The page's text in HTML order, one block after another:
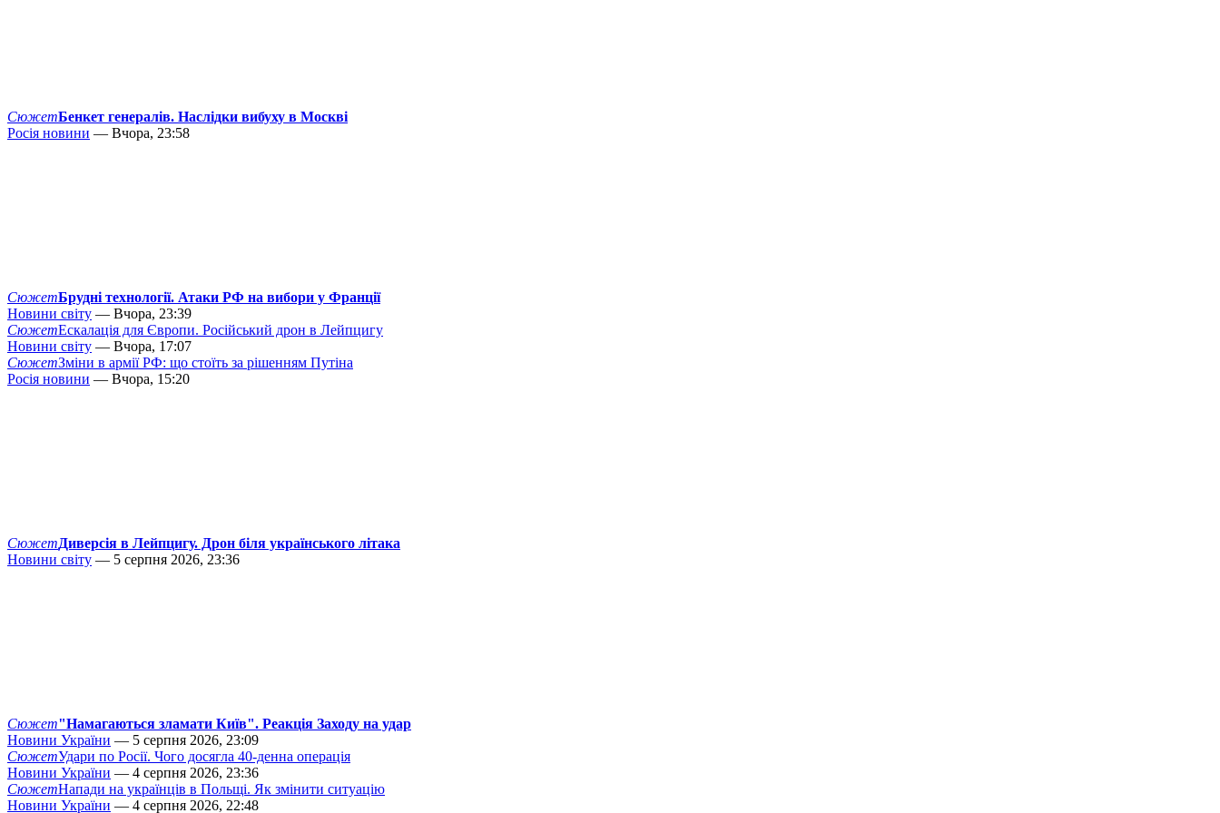
СюжетБенкет генералів. Наслідки вибуху в Москві
Росія новини — Вчора, 23:58
СюжетБрудні технології. Атаки РФ на вибори у Франції
Новини світу — Вчора, 23:39
СюжетЕскалація для Європи. Російський дрон в Лейпцигу
Новини світу — Вчора, 17:07
СюжетЗміни в армії РФ: що стоїть за рішенням Путіна
Росія новини — Вчора, 15:20
СюжетДиверсія в Лейпцигу. Дрон біля українського літака
Новини світу — 5 серпня 2026, 23:36
Сюжет"Намагаються зламати Київ". Реакція Заходу на удар
Новини України — 5 серпня 2026, 23:09
СюжетУдари по Росії. Чого досягла 40-денна операція
Новини України — 4 серпня 2026, 23:36
СюжетНапади на українців в Польщі. Як змінити ситуацію
Новини України — 4 серпня 2026, 22:48